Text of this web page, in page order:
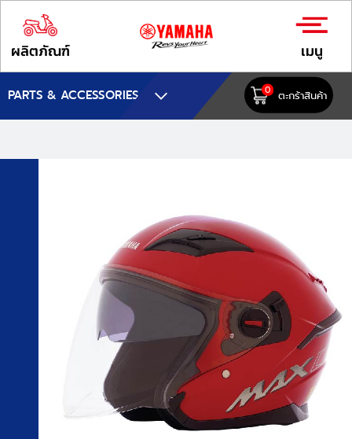
ผลิตภัณฑ์ เมนู
PARTS & ACCESSORIES 0 ตะกร้าสินค้า